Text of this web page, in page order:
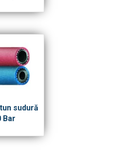
sudură
Bar